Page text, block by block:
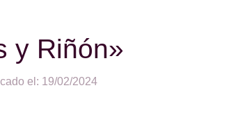
y Riñón»
el: 19/02/2024